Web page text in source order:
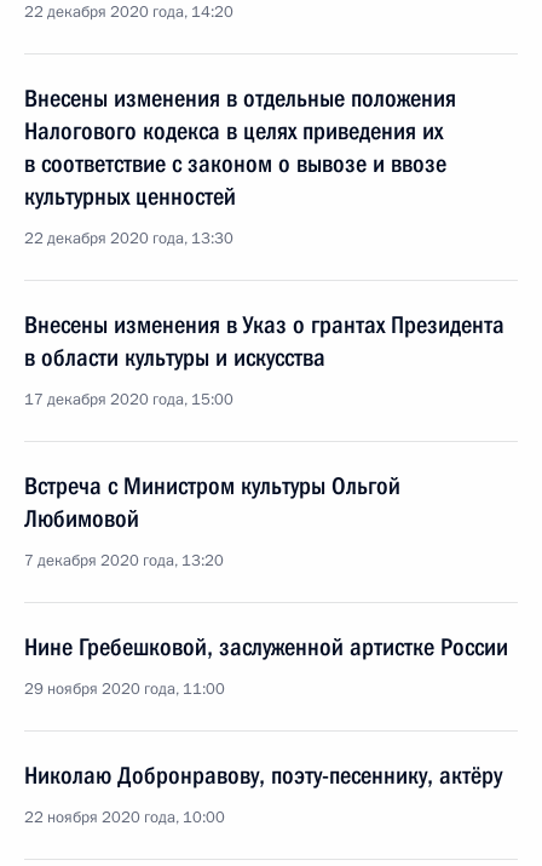
22 декабря 2020 года, 14:20
Внесены изменения в отдельные положения
Налогового кодекса в целях приведения их
в соответствие с законом о вывозе и ввозе
культурных ценностей
22 декабря 2020 года, 13:30
Внесены изменения в Указ о грантах Президента
в области культуры и искусства
17 декабря 2020 года, 15:00
Встреча с Министром культуры Ольгой
Любимовой
7 декабря 2020 года, 13:20
Нине Гребешковой, заслуженной артистке России
29 ноября 2020 года, 11:00
Николаю Добронравову, поэту-песеннику, актёру
22 ноября 2020 года, 10:00